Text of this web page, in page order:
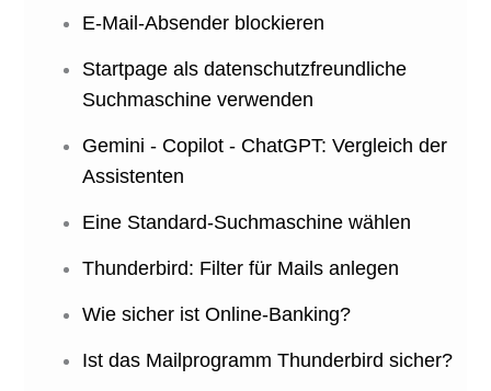
E-Mail-Absender blockieren
Startpage als datenschutzfreundliche
Suchmaschine verwenden
Gemini - Copilot - ChatGPT: Vergleich der
Assistenten
Eine Standard-Suchmaschine wählen
Thunderbird: Filter für Mails anlegen
Wie sicher ist Online-Banking?
Ist das Mailprogramm Thunderbird sicher?